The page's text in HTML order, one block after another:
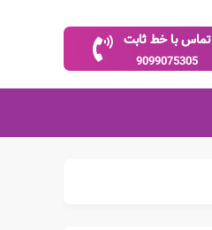
تماس با خط ثابت
9099075305